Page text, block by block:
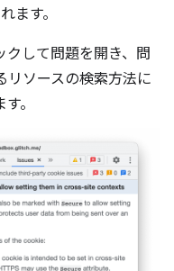
ます。
クして問題を開き、問
リソースの検索方法に
。